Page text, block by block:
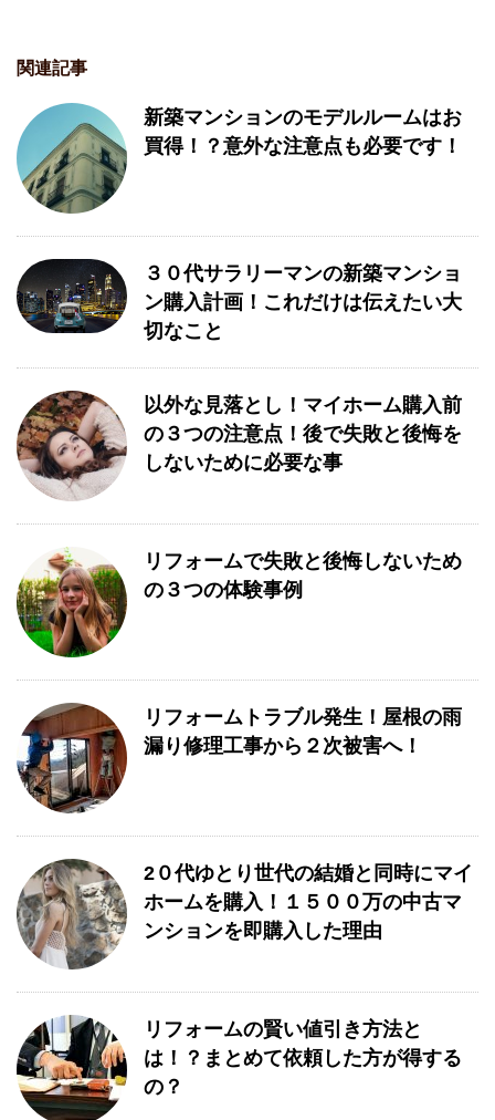
関連記事
新築マンションのモデルルームはお
買得！？意外な注意点も必要です！
３０代サラリーマンの新築マンショ
ン購入計画！これだけは伝えたい大
切なこと
以外な見落とし！マイホーム購入前
の３つの注意点！後で失敗と後悔を
しないために必要な事
リフォームで失敗と後悔しないため
の３つの体験事例
リフォームトラブル発生！屋根の雨
漏り修理工事から２次被害へ！
2０代ゆとり世代の結婚と同時にマイ
ホームを購入！１５００万の中古マ
ンションを即購入した理由
リフォームの賢い値引き方法と
は！？まとめて依頼した方が得する
の？